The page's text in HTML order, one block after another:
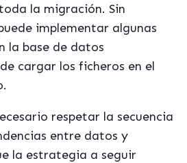
la migración. Sin
implementar algunas
la base de datos
cargar los ficheros en el
respetar la secuencia
entre datos y
la estrategia a seguir